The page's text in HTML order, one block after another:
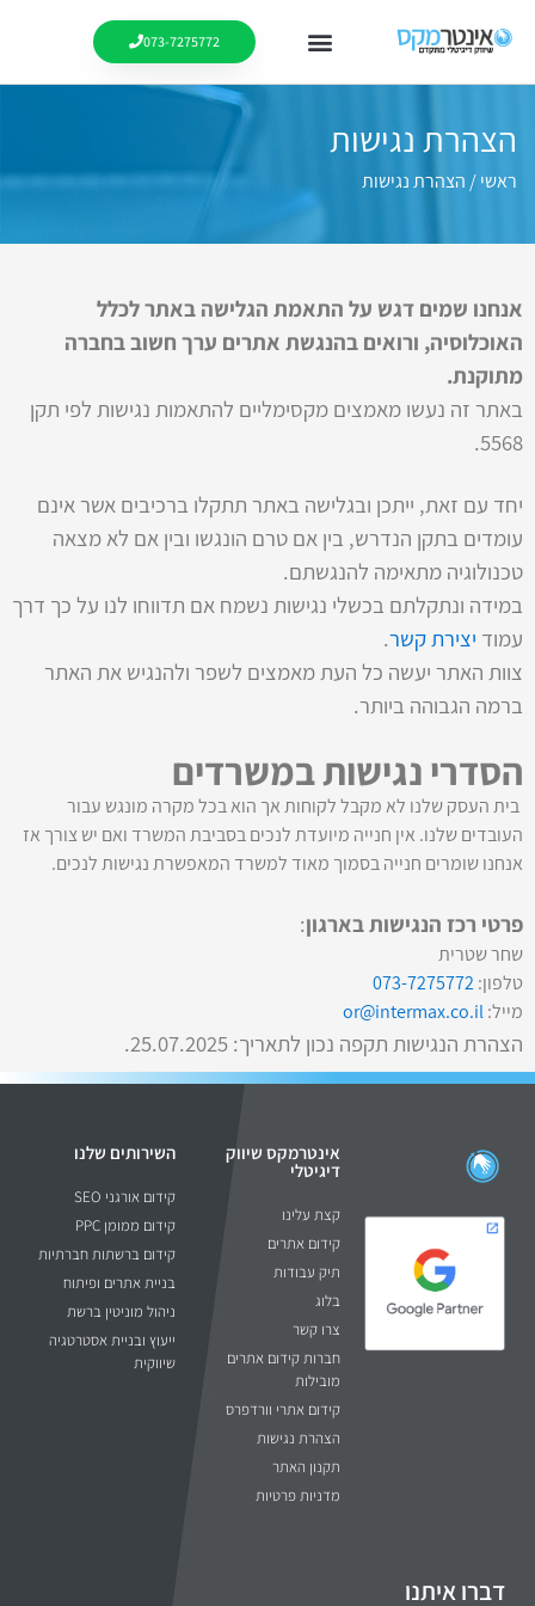
073-7275772
הצהרת נגישות
ראשי/ הצהרת נגישות
אנחנו שמים דגש על התאמת הגלישה באתר לכלל
האוכלוסיה, ורואים בהנגשת אתרים ערך חשוב בחברה
מתוקנת.
באתר זה נעשו מאמצים מקסימליים להתאמות נגישות לפי תקן
5568.
יחד עם זאת, ייתכן ובגלישה באתר תתקלו ברכיבים אשר אינם
עומדים בתקן הנדרש, בין אם טרם הונגשו ובין אם לא מצאה
טכנולוגיה מתאימה להנגשתם.
במידה ונתקלתם בכשלי נגישות נשמח אם תדווחו לנו על כך דרך
עמוד יצירת קשר.
צוות האתר יעשה כל העת מאמצים לשפר ולהנגיש את האתר
ברמה הגבוהה ביותר.
הסדרי נגישות במשרדים
בית העסק שלנו לא מקבל לקוחות אך הוא בכל מקרה מונגש עבור
העובדים שלנו. אין חנייה מיועדת לנכים בסביבת המשרד ואם יש צורך אז
אנחנו שומרים חנייה בסמוך מאוד למשרד המאפשרת נגישות לנכים.
פרטי רכז הנגישות בארגון:
שחר שטרית
טלפון:073-7275772
מייל:or@intermax.co.il
הצהרת הנגישות תקפה נכון לתאריך: 25.07.2025.
אינטרמקס שיווק
דיגיטלי
קצת עלינו
קידום אתרים
תיק עבודות
בלוג
צרו קשר
חברות קידום אתרים
מובילות
קידום אתרי וורדפרס
הצהרת נגישות
תקנון האתר
מדניות פרטיות
השירותים שלנו
קידום אורגני SEO
קידום ממומן PPC
קידום ברשתות חברתיות
בניית אתרים ופיתוח
ניהול מוניטין ברשת
ייעוץ ובניית אסטרטגיה
שיווקית
דברו איתנו